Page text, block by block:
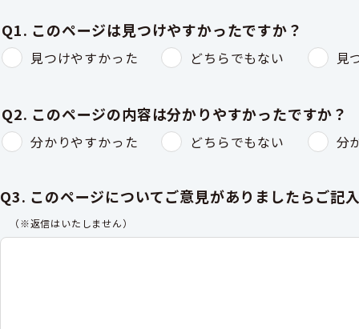
Q1. このページは見つけやすかったですか？
見つけやすかった どちらでもない 見
Q2. このページの内容は分かりやすかったですか？
分かりやすかった どちらでもない 分
Q3. このページについてご意見がありましたらご記
（※返信はいたしません）